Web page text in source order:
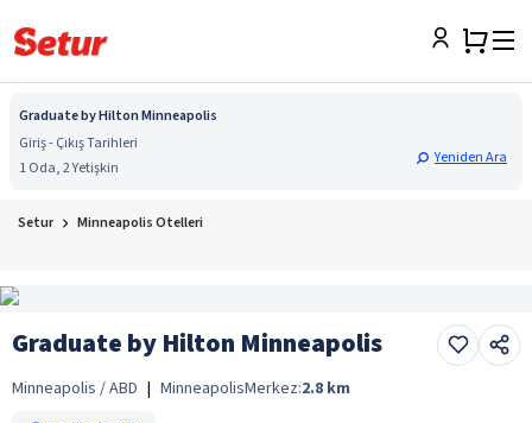
Graduate by Hilton Minneapolis
Giriş - Çıkış Tarihleri
1 Oda, 2 Yetişkin
Yeniden Ara
Setur Minneapolis Otelleri
Graduate by Hilton Minneapolis
Minneapolis / ABD | MinneapolisMerkez:2.8 km